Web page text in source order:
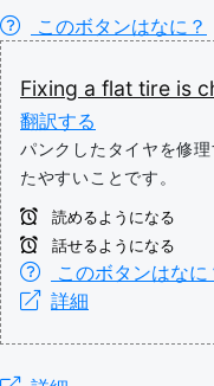
このボタンはなに？
Fixing a flat tire is
翻訳する
パンクしたタイヤを修
たやすいことです。
読めるようになる
話せるようになる
このボタンはなに
詳細